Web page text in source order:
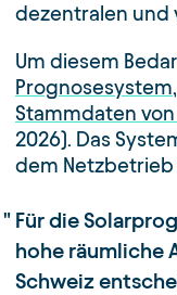
dezentralen und
Um diesem
Stammdaten
2026). Das
dem
Für die
hohe räumliche
Schweiz